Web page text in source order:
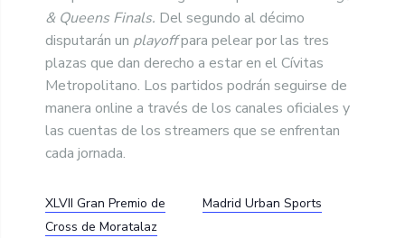
& Queens Finals. Del segundo al décimo
disputarán un playoffpara pelear por las tres
plazas que dan derecho a estar en el Cívitas
Metropolitano. Los partidos podrán seguirse de
manera online a través de los canales oficiales y
las cuentas de los streamers que se enfrentan
cada jornada.
XLVII Gran Premio de
Cross de Moratalaz
Madrid Urban Sports